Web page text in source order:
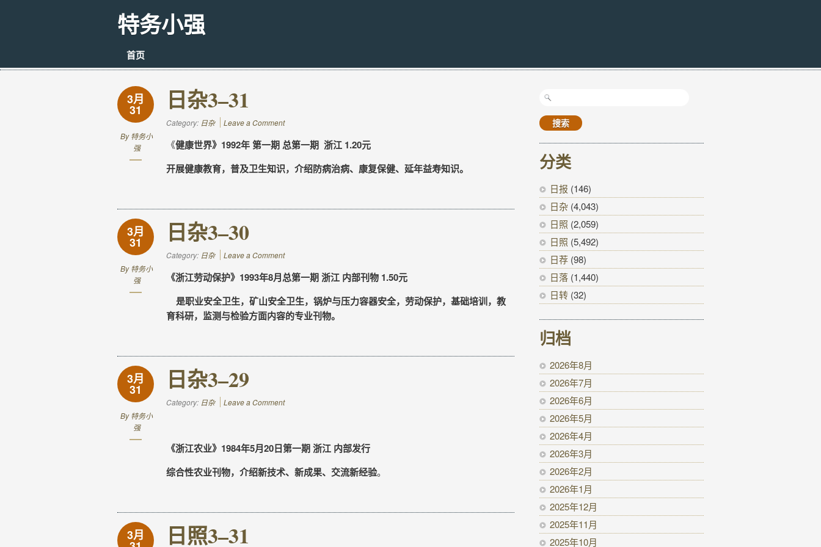
特务小强
首页
3月
31
By特务小
强
日杂3–31
Category: 日杂 Leave a Comment
《健康世界》1992年 第一期 总第一期 浙江 1.20元
开展健康教育，普及卫生知识，介绍防病治病、康复保健、延年益寿知识。
3月
31
By特务小
强
日杂3–30
Category: 日杂 Leave a Comment
《浙江劳动保护》1993年8月总第一期 浙江 内部刊物 1.50元
是职业安全卫生，矿山安全卫生，锅炉与压力容器安全，劳动保护，基础培训，教
育科研，监测与检验方面内容的专业刊物。
3月
31
By特务小
强
日杂3–29
Category: 日杂 Leave a Comment
《浙江农业》1984年5月20日第一期 浙江 内部发行
综合性农业刊物，介绍新技术、新成果、交流新经验。
3月 日照3–31
搜
分类
日报 (146)
日杂 (4,043)
日照 (2,059)
日照 (5,492)
日荐 (98)
日落 (1,440)
日转 (32)
归档
2026年8月
2026年7月
2026年6月
2026年5月
2026年4月
2026年3月
2026年2月
2026年1月
2025年12月
2025年11月
2025年10月